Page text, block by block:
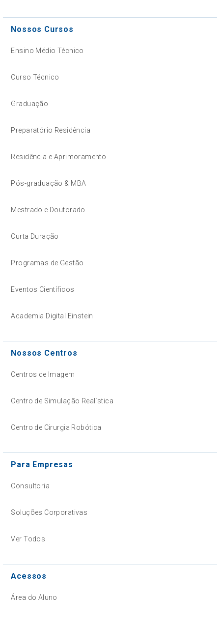
Nossos Cursos
Ensino Médio Técnico
Curso Técnico
Graduação
Preparatório Residência
Residência e Aprimoramento
Pós-graduação & MBA
Mestrado e Doutorado
Curta Duração
Programas de Gestão
Eventos Científicos
Academia Digital Einstein
Nossos Centros
Centros de Imagem
Centro de Simulação Realística
Centro de Cirurgia Robótica
Para Empresas
Consultoria
Soluções Corporativas
Ver Todos
Acessos
Área do Aluno